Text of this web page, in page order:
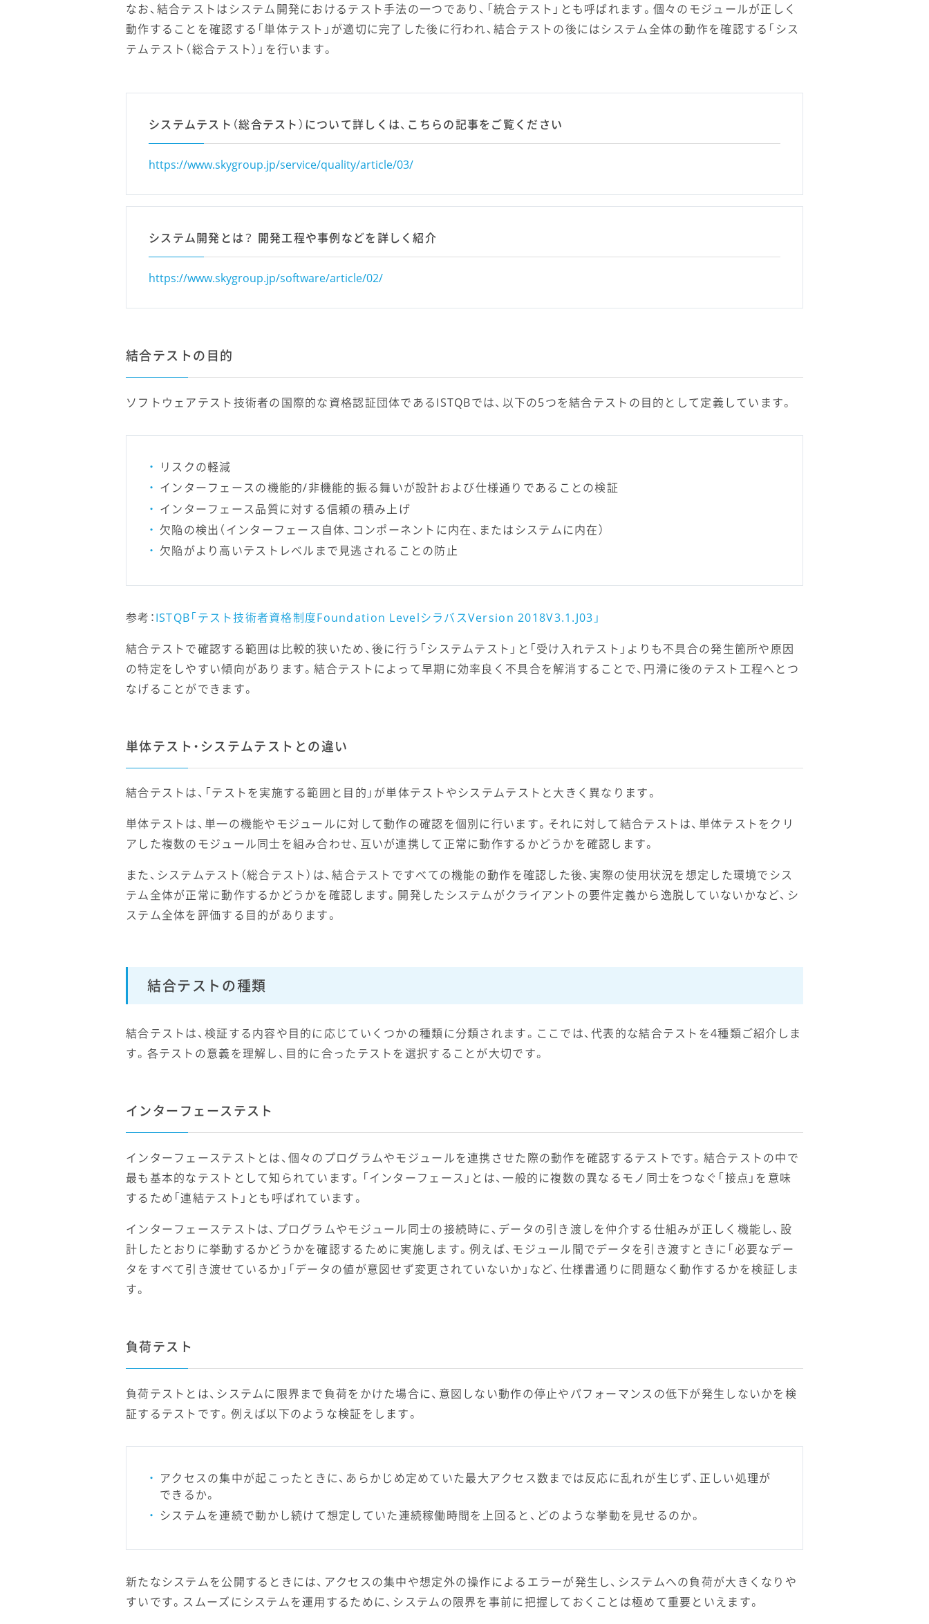
なお、結合テストはシステム開発におけるテスト手法の一つであり、「統合テスト」とも呼ばれます。個々のモジュールが正しく
動作することを確認する「単体テスト」が適切に完了した後に行われ、結合テストの後にはシステム全体の動作を確認する「シス
テムテスト（総合テスト）」を行います。
システムテスト（総合テスト）について詳しくは、こちらの記事をご覧ください
https://www.skygroup.jp/service/quality/article/03/
システム開発とは？ 開発工程や事例などを詳しく紹介
https://www.skygroup.jp/software/article/02/
結合テストの目的
ソフトウェアテスト技術者の国際的な資格認証団体であるISTQBでは、以下の5つを結合テストの目的として定義しています。
リスクの軽減
インターフェースの機能的/非機能的振る舞いが設計および仕様通りであることの検証
インターフェース品質に対する信頼の積み上げ
欠陥の検出（インターフェース自体、コンポーネントに内在、またはシステムに内在）
欠陥がより高いテストレベルまで見逃されることの防止
参考：ISTQB「テスト技術者資格制度Foundation LevelシラバスVersion 2018V3.1.J03」
結合テストで確認する範囲は比較的狭いため、後に行う「システムテスト」と「受け入れテスト」よりも不具合の発生箇所や原因
の特定をしやすい傾向があります。結合テストによって早期に効率良く不具合を解消することで、円滑に後のテスト工程へとつ
なげることができます。
単体テスト・システムテストとの違い
結合テストは、「テストを実施する範囲と目的」が単体テストやシステムテストと大きく異なります。
単体テストは、単一の機能やモジュールに対して動作の確認を個別に行います。それに対して結合テストは、単体テストをクリ
アした複数のモジュール同士を組み合わせ、互いが連携して正常に動作するかどうかを確認します。
また、システムテスト（総合テスト）は、結合テストですべての機能の動作を確認した後、実際の使用状況を想定した環境でシス
テム全体が正常に動作するかどうかを確認します。開発したシステムがクライアントの要件定義から逸脱していないかなど、シ
ステム全体を評価する目的があります。
結合テストの種類
結合テストは、検証する内容や目的に応じていくつかの種類に分類されます。ここでは、代表的な結合テストを4種類ご紹介しま
す。各テストの意義を理解し、目的に合ったテストを選択することが大切です。
インターフェーステスト
インターフェーステストとは、個々のプログラムやモジュールを連携させた際の動作を確認するテストです。結合テストの中で
最も基本的なテストとして知られています。「インターフェース」とは、一般的に複数の異なるモノ同士をつなぐ「接点」を意味
するため「連結テスト」とも呼ばれています。
インターフェーステストは、プログラムやモジュール同士の接続時に、データの引き渡しを仲介する仕組みが正しく機能し、設
計したとおりに挙動するかどうかを確認するために実施します。例えば、モジュール間でデータを引き渡すときに「必要なデー
タをすべて引き渡せているか」「データの値が意図せず変更されていないか」など、仕様書通りに問題なく動作するかを検証しま
す。
負荷テスト
負荷テストとは、システムに限界まで負荷をかけた場合に、意図しない動作の停止やパフォーマンスの低下が発生しないかを検
証するテストです。例えば以下のような検証をします。
アクセスの集中が起こったときに、あらかじめ定めていた最大アクセス数までは反応に乱れが生じず、正しい処理が
できるか。
システムを連続で動かし続けて想定していた連続稼働時間を上回ると、どのような挙動を見せるのか。
新たなシステムを公開するときには、アクセスの集中や想定外の操作によるエラーが発生し、システムへの負荷が大きくなりや
すいです。スムーズにシステムを運用するために、システムの限界を事前に把握しておくことは極めて重要といえます。